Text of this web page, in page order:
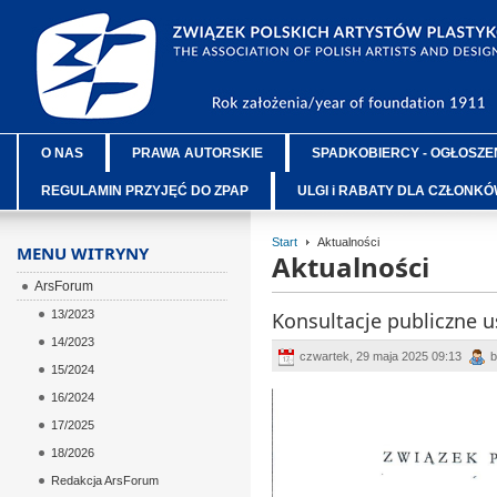
O NAS PRAWA AUTORSKIE SPADKOBIERCY -
REGULAMIN PRZYJĘĆ DO ZPAP ULGI i RABATY DLA
Start Aktualności
Aktualności
Konsultacje publiczne
czwartek, 29 maja 2025 09:13
MENU WITRYNY
ArsForum
13/2023
14/2023
15/2024
16/2024
17/2025
18/2026
Redakcja ArsForum